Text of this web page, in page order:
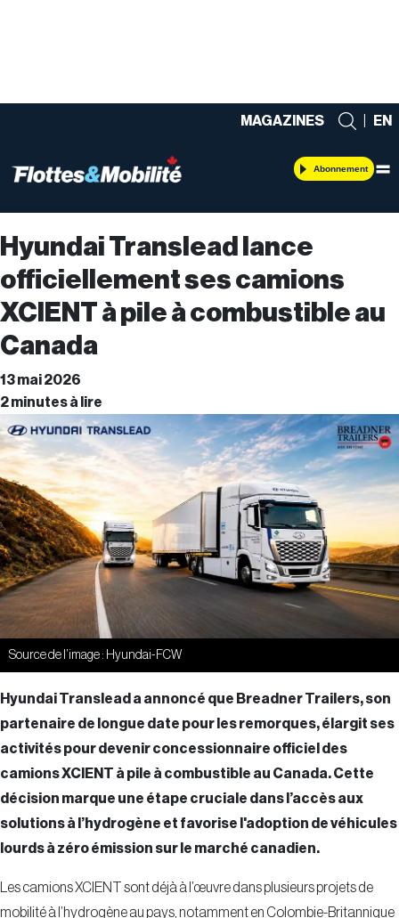
MAGAZINES EN
Abonnement
Hyundai Translead lance
officiellement ses camions
XCIENT à pile à combustible au
Canada
13 mai 2026
2 minutes à lire
Source de l’image : Hyundai-FCW
Hyundai Translead a annoncé que Breadner Trailers, son
partenaire de longue date pour les remorques, élargit ses
activités pour devenir concessionnaire officiel des
camions XCIENT à pile à combustible au Canada. Cette
décision marque une étape cruciale dans l’accès aux
solutions à l’hydrogène et favorise l'adoption de véhicules
lourds à zéro émission sur le marché canadien.
Les camions XCIENT sont déjà à l’œuvre dans plusieurs projets de
mobilité à l’hydrogène au pays, notamment en Colombie-Britannique